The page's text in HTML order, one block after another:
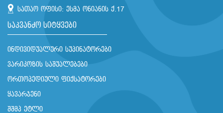
სათაო ოფისი: ესმა ონიანის ქ.17
საკვანძო სიტყვები
ინდივიდუალური სუპინატორები
ვარიკოზის საშუალებები
ორთოპედიული ფიქსატორები
ყავარჯენი
შშმპ ეტლი